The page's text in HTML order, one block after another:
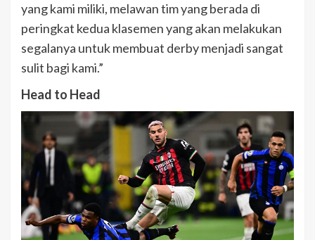
yang kami miliki, melawan tim yang berada di
peringkat kedua klasemen yang akan melakukan
segalanya untuk membuat derby menjadi sangat
sulit bagi kami.”
Head to Head